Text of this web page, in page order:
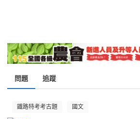
問題 追蹤
鐵路特考考古題 國文